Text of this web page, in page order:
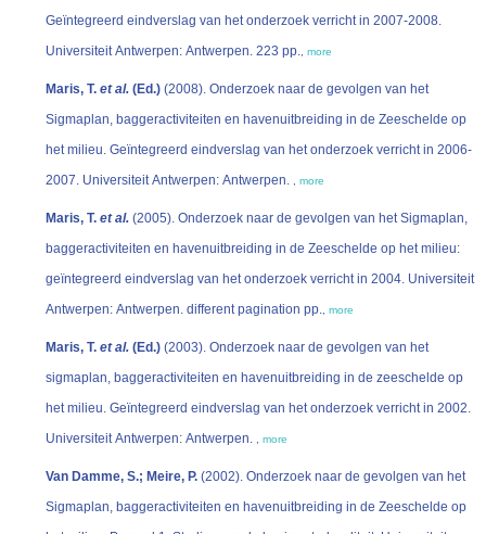
Geïntegreerd eindverslag van het onderzoek verricht in 2007-2008.
Universiteit Antwerpen: Antwerpen. 223 pp., more
Maris, T. et al. (Ed.) (2008). Onderzoek naar de gevolgen van het
Sigmaplan, baggeractiviteiten en havenuitbreiding in de Zeeschelde op
het milieu. Geïntegreerd eindverslag van het onderzoek verricht in 2006-
2007. Universiteit Antwerpen: Antwerpen. , more
Maris, T. et al. (2005). Onderzoek naar de gevolgen van het Sigmaplan,
baggeractiviteiten en havenuitbreiding in de Zeeschelde op het milieu:
geïntegreerd eindverslag van het onderzoek verricht in 2004. Universiteit
Antwerpen: Antwerpen. different pagination pp., more
Maris, T. et al. (Ed.) (2003). Onderzoek naar de gevolgen van het
sigmaplan, baggeractiviteiten en havenuitbreiding in de zeeschelde op
het milieu. Geïntegreerd eindverslag van het onderzoek verricht in 2002.
Universiteit Antwerpen: Antwerpen. , more
Van Damme, S.; Meire, P. (2002). Onderzoek naar de gevolgen van het
Sigmaplan, baggeractiviteiten en havenuitbreiding in de Zeeschelde op